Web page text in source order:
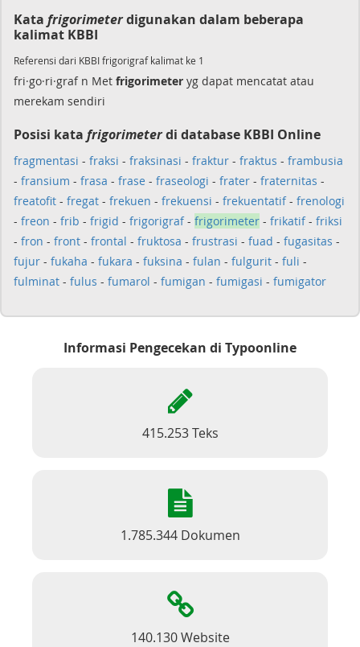
Kata frigorimeterdigunakan dalam beberapa
kalimat KBBI
Referensi dari KBBI frigorigraf kalimat ke 1
fri·go·ri·graf n Met frigorimeter yg dapat mencatat atau
merekam sendiri
Posisi kata frigorimeterdi database KBBI Online
fragmentasi - fraksi - fraksinasi - fraktur - fraktus - frambusia
- fransium - frasa - frase - fraseologi - frater - fraternitas -
freatofit - fregat - frekuen - frekuensi - frekuentatif- frenologi
- freon - frib - frigid - frigorigraf- frigorimeter - frikatif- friksi
- fron - front - frontal - fruktosa - frustrasi - fuad - fugasitas -
fujur - fukaha - fukara - fuksina - fulan - fulgurit - fuli -
fulminat - fulus - fumarol - fumigan - fumigasi - fumigator
Informasi Pengecekan di Typoonline
415.253 Teks
1.785.344 Dokumen
140.130 Website